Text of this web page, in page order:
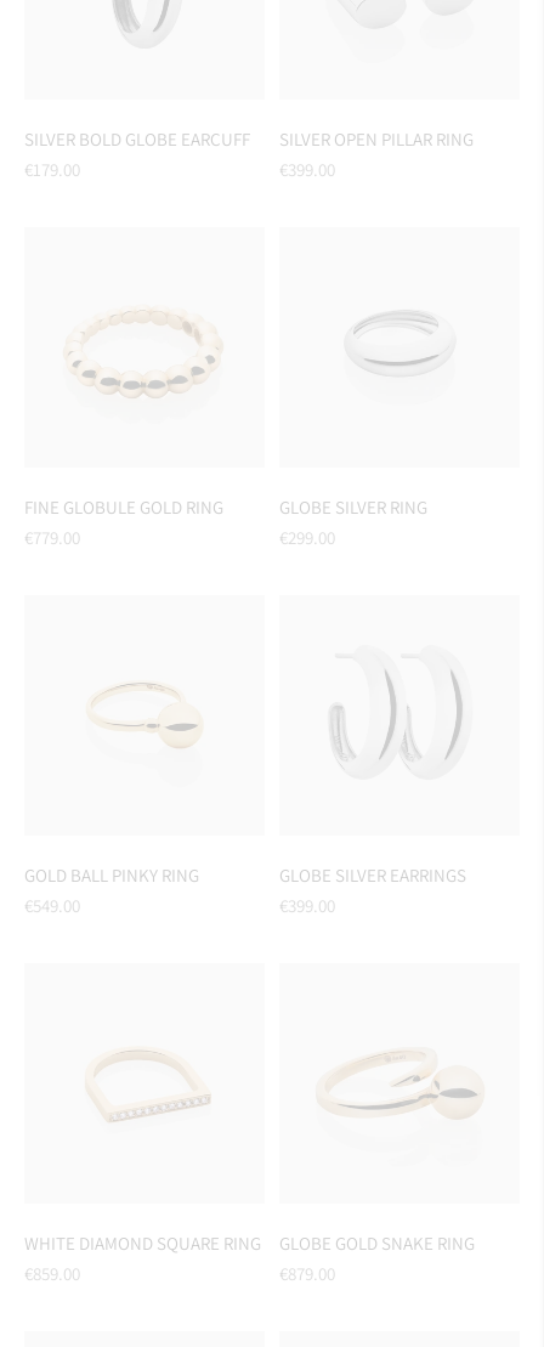
SILVER BOLD GLOBE EARCUFF
Regular
€179.00
SILVER OPEN PILLAR RING
Regular
€399.00
FINE GLOBULE GOLD RING
Regular
€779.00
GLOBE SILVER RING
Regular
€299.00
GOLD BALL PINKY RING
Regular
€549.00
GLOBE SILVER EARRINGS
Regular
€399.00
WHITE DIAMOND SQUARE RING
Regular
€859.00
GLOBE GOLD SNAKE RING
Regular
€879.00